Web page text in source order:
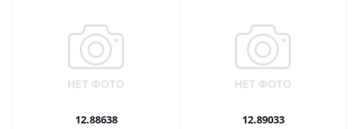
12.88638 12.89033